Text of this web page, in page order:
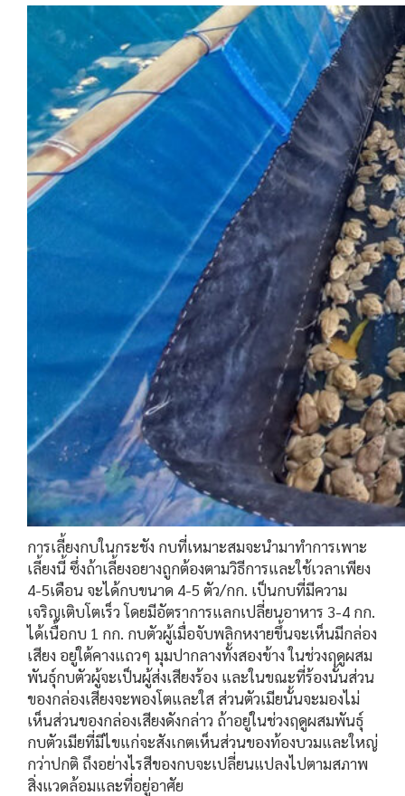
การเลี้ยงกบในกระชัง กบที่เหมาะสมจะนำมาทำการเพาะ
เลี้ยงนี้ ซึ่งถ้าเลี้ยงอยางถูกต้องตามวิธีการและใช้เวลาเพียง
4-5เดือน จะได้กบขนาด 4-5 ตัว/กก. เป็นกบที่มีความ
เจริญเติบโตเร็ว โดยมีอัตราการแลกเปลี่ยนอาหาร 3-4 กก.
ได้เนื้อกบ 1 กก. กบตัวผู้เมื่อจับพลิกหงายขึ้นจะเห็นมีกล่อง
เสียง อยู่ใต้คางแถวๆ มุมปากลางทั้งสองข้าง ในช่วงฤดูผสม
พันธุ์กบตัวผู้จะเป็นผู้ส่งเสียงร้อง และในขณะที่ร้องนั้นส่วน
ของกล่องเสียงจะพองโตและใส ส่วนตัวเมียนั้นจะมองไม่
เห็นส่วนของกล่องเสียงดังกล่าว ถ้าอยู่ในช่วงฤดูผสมพันธุ์
กบตัวเมียที่มีไขแก่จะสังเกตเห็นส่วนของท้องบวมและใหญ่
กว่าปกติ ถึงอย่างไรสีของกบจะเปลี่ยนแปลงไปตามสภาพ
สิ่งแวดล้อมและที่อยู่อาศัย